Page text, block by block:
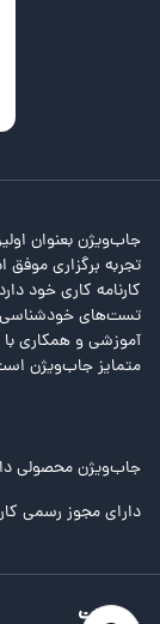
جاب‌ویژن بعنوان
تجربه برگزاری موفق
کارنامه کاری خود
تست‌های خودشناسی،
آموزشی و همکاری با
متمایز جاب‌ویژن
جاب‌ویژن محصولی
دارای مجوز رسمی